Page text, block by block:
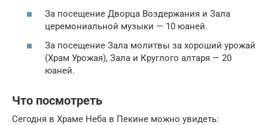
За посещение Дворца Воздержания и Зала
церемониальной музыки — 10 юаней.
За посещение Зала молитвы за хороший урожай
(Храм Урожая), Зала и Круглого алтаря — 20
юаней.
Что посмотреть
Сегодня в Храме Неба в Пекине можно увидеть: